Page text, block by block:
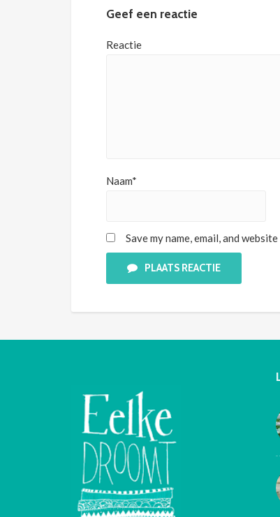
Geef een reactie
Reactie
Naam*
Save my name, email, and
PLAATS REACTIE